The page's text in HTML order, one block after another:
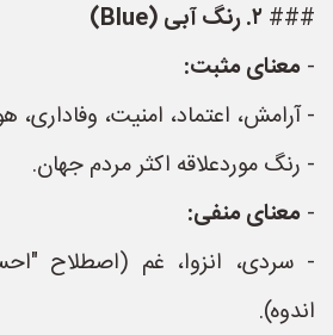
### ۲. رنگ آبی (Blue)
- معنای مثبت:
- آرامش، اعتماد، امنیت،
- رنگ موردعلاقه اکثر مردم جهان.
- معنای منفی:
- سردی، انزوا، غم (اصطلاح
اندوه).